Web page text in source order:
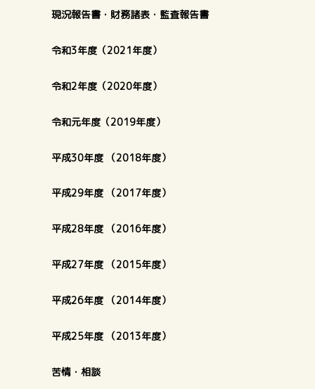
現況報告書・財務諸表・監査報告書
令和3年度（2021年度）
令和2年度（2020年度）
令和元年度（2019年度）
平成30年度 （2018年度）
平成29年度 （2017年度）
平成28年度 （2016年度）
平成27年度 （2015年度）
平成26年度 （2014年度）
平成25年度 （2013年度）
苦情・相談